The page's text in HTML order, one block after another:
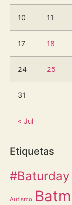
10 11
17 18
24 25
31
« Jul
Etiquetas
#Baturday
Autismo